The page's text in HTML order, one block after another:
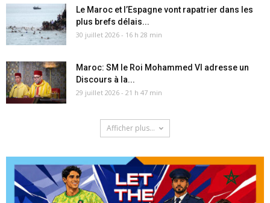
Le Maroc et l’Espagne vont rapatrier dans les
plus brefs délais...
30 juillet 2026 - 16 h 28 min
Maroc: SM le Roi Mohammed VI adresse un
Discours à la...
29 juillet 2026 - 21 h 47 min
Afficher plus...